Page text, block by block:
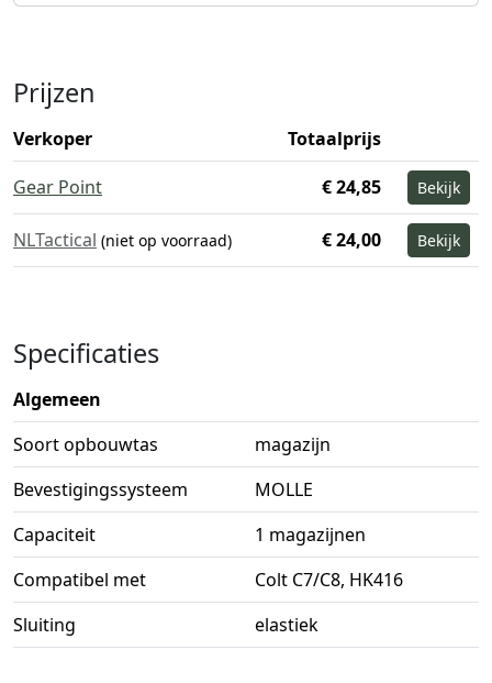
Prijzen
Verkoper
Totaalprijs
Gear Point
€ 24,85 Bekijk
NLTactical (niet op voorraad) € 24,00 Bekijk
Specificaties
Algemeen
Soort opbouwtas
magazijn
Bevestigingssysteem
MOLLE
Capaciteit
1 magazijnen
Compatibel met
Colt C7/C8, HK416
Sluiting
elastiek